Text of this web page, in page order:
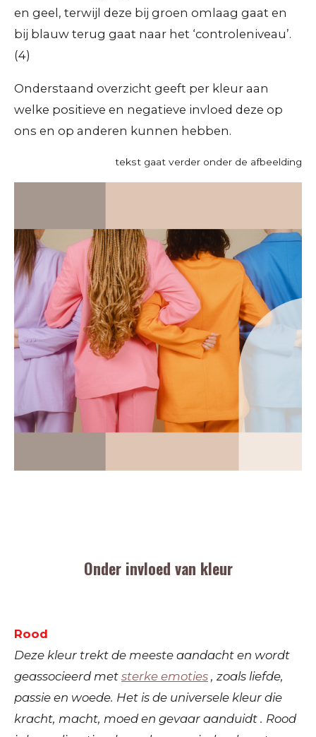
en geel, terwijl deze bij groen omlaag gaat en
bij blauw terug gaat naar het ‘controleniveau’.
(4)
Onderstaand overzicht geeft per kleur aan
welke positieve en negatieve invloed deze op
ons en op anderen kunnen hebben.
tekst gaat verder onder de afbeelding
Onder invloed van kleur
Rood
Deze kleur trekt de meeste aandacht en wordt
geassocieerd met sterke emoties , zoals liefde,
passie en woede. Het is de universele kleur die
kracht, macht, moed en gevaar aanduidt . Rood